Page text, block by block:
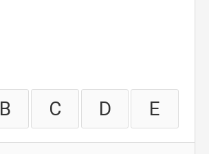
B C D E